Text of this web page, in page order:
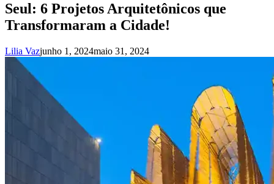
Seul: 6 Projetos Arquitetônicos que
Transformaram a Cidade!
Lilia Vazjunho 1, 2024maio 31, 2024